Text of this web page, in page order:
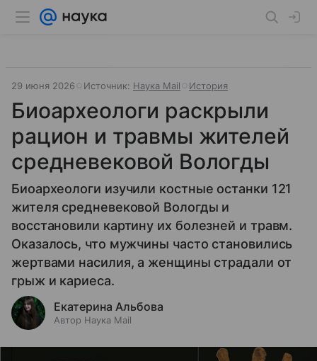
29 июня 2026 Источник: Наука Mail История
Биоархеологи раскрыли
рацион и травмы жителей
средневековой Вологды
Биоархеологи изучили костные останки 121
жителя средневековой Вологды и
восстановили картину их болезней и травм.
Оказалось, что мужчины часто становились
жертвами насилия, а женщины страдали от
грыж и кариеса.
Екатерина Альбова
Автор Наука Mail